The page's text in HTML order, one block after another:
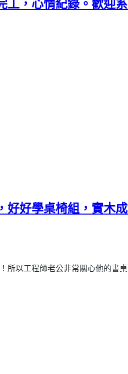
工，心情紀錄。歡
好好學桌椅組，實
所以工程師老公非常關心他的